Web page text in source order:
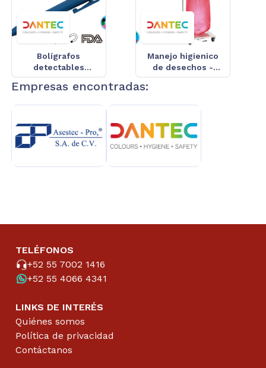
Bolígrafos
detectables
Detectamet –
Clave: D1010
Manejo higienico
de desechos -
Paxxo
Empresas encontradas:
TELÉFONOS
+52 55 7002 1416
+52 55 4066 4341
LINKS DE INTERÉS
Quiénes somos
Política de privacidad
Contáctanos